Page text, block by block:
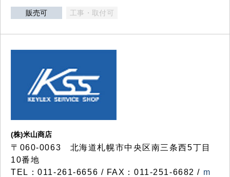
販売可 工事・取付可
(株)米山商店
〒060-0063 北海道札幌市中央区南三条西5丁目
10番地
TEL：011-261-6656 / FAX：011-251-6682 / m